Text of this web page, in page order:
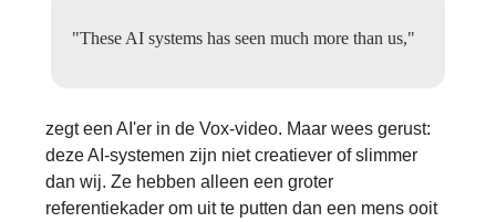
"These AI systems has seen much more than us,"
zegt een AI'er in de Vox-video. Maar wees gerust:
deze AI-systemen zijn niet creatiever of slimmer
dan wij. Ze hebben alleen een groter
referentiekader om uit te putten dan een mens ooit